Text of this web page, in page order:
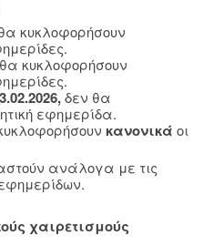
κυκλοφορήσουν
θα κυκλοφορήσουν
δεν θα
εφημερίδα.
κανονικά οι
ανάλογα με τις
χαιρετισμούς